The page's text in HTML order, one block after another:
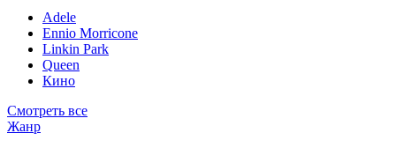
Adele
Ennio Morricone
Linkin Park
Queen
Кино
Смотреть все
Жанр